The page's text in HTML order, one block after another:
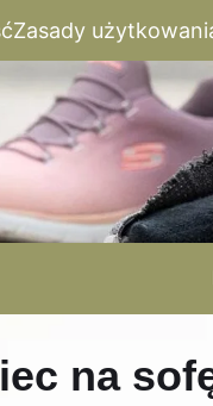
Zasady
na